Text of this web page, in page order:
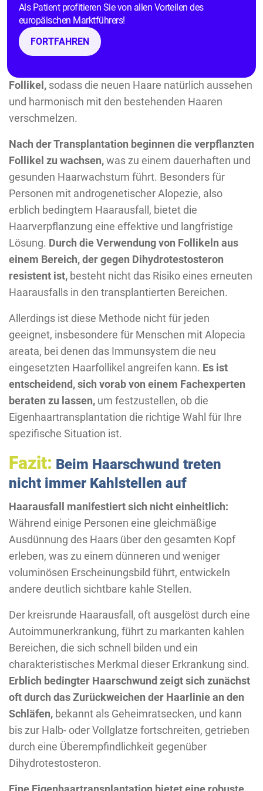
Haarfollikel aus einem Bereich Ihres Kopfes, in dem
das Haar noch dicht wächst, entnommen. Diese
Follikel werden dann sorgfältig aufbereitet und in die
von Haarausfall betroffenen Bereiche transplantiert.
Follikel, sodass die neuen Haare natürlich aussehen
und harmonisch mit den bestehenden Haaren
verschmelzen.
Nach der Transplantation beginnen die verpflanzten
Follikel zu wachsen,was zu einem dauerhaften und
gesunden Haarwachstum führt. Besonders für
Personen mit androgenetischer Alopezie, also
erblich bedingtem Haarausfall, bietet die
Haarverpflanzung eine effektive und langfristige
Lösung. Durch die Verwendung von Follikeln aus
einem Bereich, der gegen Dihydrotestosteron
resistent ist, besteht nicht das Risiko eines erneuten
Haarausfalls in den transplantierten Bereichen.
Allerdings ist diese Methode nicht für jeden
geeignet, insbesondere für Menschen mit Alopecia
areata, bei denen das Immunsystem die neu
eingesetzten Haarfollikel angreifen kann. Es ist
entscheidend, sich vorab von einem Fachexperten
beraten zu lassen, um festzustellen, ob die
Eigenhaartransplantation die richtige Wahl für Ihre
spezifische Situation ist.
Fazit: Beim Haarschwund treten
nicht immer Kahlstellen auf
Haarausfall manifestiert sich nicht einheitlich:
Während einige Personen eine gleichmäßige
Ausdünnung des Haars über den gesamten Kopf
erleben, was zu einem dünneren und weniger
voluminösen Erscheinungsbild führt, entwickeln
andere deutlich sichtbare kahle Stellen.
Der kreisrunde Haarausfall, oft ausgelöst durch eine
Autoimmunerkrankung, führt zu markanten kahlen
Bereichen, die sich schnell bilden und ein
charakteristisches Merkmal dieser Erkrankung sind.
Erblich bedingter Haarschwund zeigt sich zunächst
oft durch das Zurückweichen der Haarlinie an den
Schläfen, bekannt als Geheimratsecken, und kann
bis zur Halb- oder Vollglatze fortschreiten, getrieben
durch eine Überempfindlichkeit gegenüber
Dihydrotestosteron.
Als Patient profitieren Sie von allen Vorteilen des
europäischen Marktführers!
FORTFAHREN